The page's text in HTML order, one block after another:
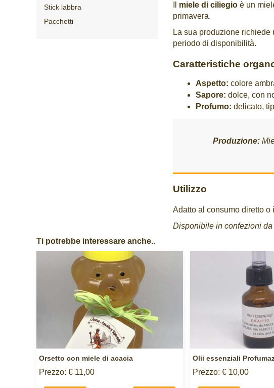
Stick labbra
Pacchetti
miele di ciliegio è un
primavera.
La sua produzione richiede
periodo di disponibilità.
Caratteristiche
Aspetto: colore
Sapore: dolce, con
Profumo: delicato,
Produzione:
Utilizzo
Adatto al consumo diretto
Disponibile in confezioni
Ti potrebbe interessare anche..
Orsetto con miele di acacia
Prezzo: € 11,00
Olii essenziali
Prezzo: € 10,00